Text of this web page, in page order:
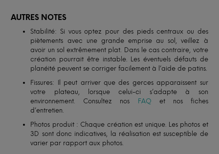
AUTRES NOTES
Stabilité: Si vous optez pour des pieds centraux ou des
piètements avec une grande emprise au sol, veillez à
avoir un sol extrêmement plat. Dans le cas contraire, votre
création pourrait être instable. Les éventuels défauts de
planéité peuvent se corriger facilement à l’aide de patins.
Fissures: Il peut arriver que des gerces apparaissent sur
votre plateau, lorsque celui-ci s’adapte à son
environnement. Consultez nos
FAQ et nos fiches
d’entretien.
Photos produit : Chaque création est unique. Les photos et
3D sont donc indicatives, la réalisation est susceptible de
varier par rapport aux photos.